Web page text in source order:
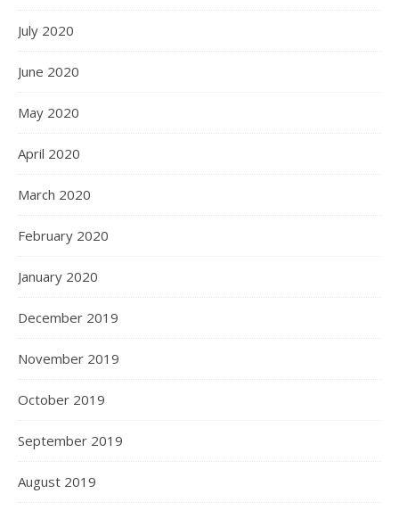
July 2020
June 2020
May 2020
April 2020
March 2020
February 2020
January 2020
December 2019
November 2019
October 2019
September 2019
August 2019